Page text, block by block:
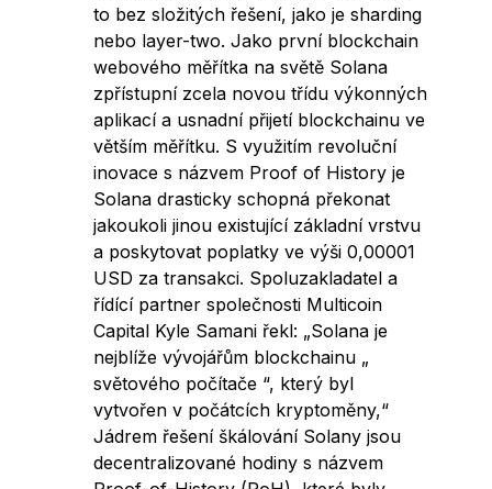
to bez složitých řešení, jako je sharding
nebo layer-two. Jako první blockchain
webového měřítka na světě Solana
zpřístupní zcela novou třídu výkonných
aplikací a usnadní přijetí blockchainu ve
větším měřítku. S využitím revoluční
inovace s názvem Proof of History je
Solana drasticky schopná překonat
jakoukoli jinou existující základní vrstvu
a poskytovat poplatky ve výši 0,00001
USD za transakci. Spoluzakladatel a
řídící partner společnosti Multicoin
Capital Kyle Samani řekl: „Solana je
nejblíže vývojářům blockchainu „
světového počítače “, který byl
vytvořen v počátcích kryptoměny,“
Jádrem řešení škálování Solany jsou
decentralizované hodiny s názvem